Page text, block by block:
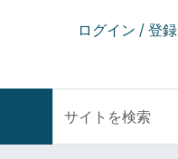
ログイン / 登録
イ
ト
細
検